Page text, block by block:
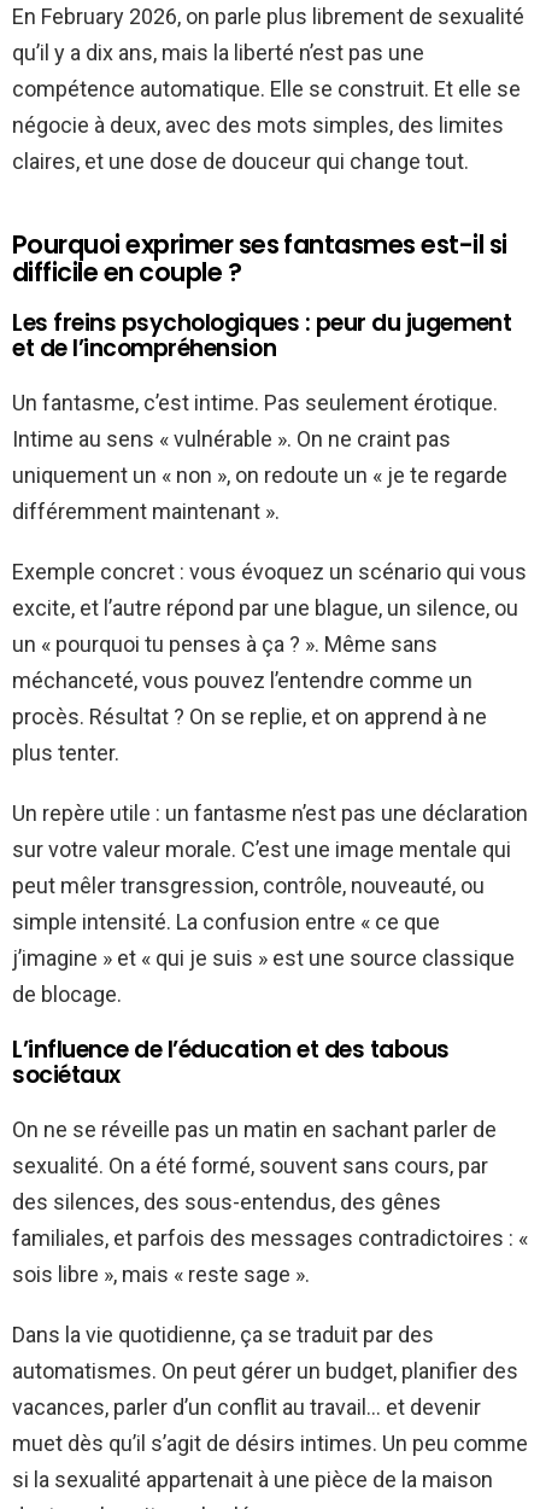
En February 2026, on parle plus librement de sexualité
qu’il y a dix ans, mais la liberté n’est pas une
compétence automatique. Elle se construit. Et elle se
négocie à deux, avec des mots simples, des limites
claires, et une dose de douceur qui change tout.
Pourquoi exprimer ses fantasmes est-il si
difficile en couple ?
Les freins psychologiques : peur du jugement
et de l’incompréhension
Un fantasme, c’est intime. Pas seulement érotique.
Intime au sens « vulnérable ». On ne craint pas
uniquement un « non », on redoute un « je te regarde
différemment maintenant ».
Exemple concret : vous évoquez un scénario qui vous
excite, et l’autre répond par une blague, un silence, ou
un « pourquoi tu penses à ça ? ». Même sans
méchanceté, vous pouvez l’entendre comme un
procès. Résultat ? On se replie, et on apprend à ne
plus tenter.
Un repère utile : un fantasme n’est pas une déclaration
sur votre valeur morale. C’est une image mentale qui
peut mêler transgression, contrôle, nouveauté, ou
simple intensité. La confusion entre « ce que
j’imagine » et « qui je suis » est une source classique
de blocage.
L’influence de l’éducation et des tabous
sociétaux
On ne se réveille pas un matin en sachant parler de
sexualité. On a été formé, souvent sans cours, par
des silences, des sous-entendus, des gênes
familiales, et parfois des messages contradictoires : «
sois libre », mais « reste sage ».
Dans la vie quotidienne, ça se traduit par des
automatismes. On peut gérer un budget, planifier des
vacances, parler d’un conflit au travail… et devenir
muet dès qu’il s’agit de désirs intimes. Un peu comme
si la sexualité appartenait à une pièce de la maison